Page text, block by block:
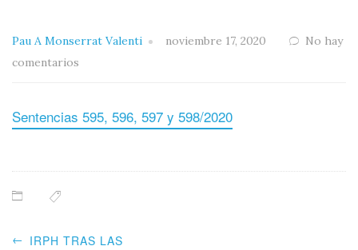
Pau A Monserrat Valenti noviembre 17, 2020
No hay
comentarios
Sentencias 595, 596, 597 y 598/2020
← IRPH TRAS LAS